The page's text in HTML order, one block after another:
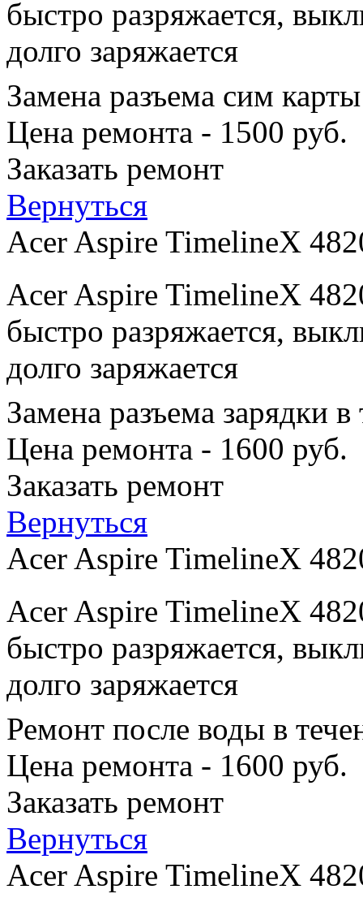
быстро разряжается,
долго заряжается
Замена разъема сим
Цена ремонта - 1500 руб.
Заказать ремонт
Вернуться
Acer Aspire TimelineX
Acer Aspire TimelineX
быстро разряжается,
долго заряжается
Замена разъема зарядки
Цена ремонта - 1600 руб.
Заказать ремонт
Вернуться
Acer Aspire TimelineX
Acer Aspire TimelineX
быстро разряжается,
долго заряжается
Ремонт после воды в
Цена ремонта - 1600 руб.
Заказать ремонт
Вернуться
Acer Aspire TimelineX